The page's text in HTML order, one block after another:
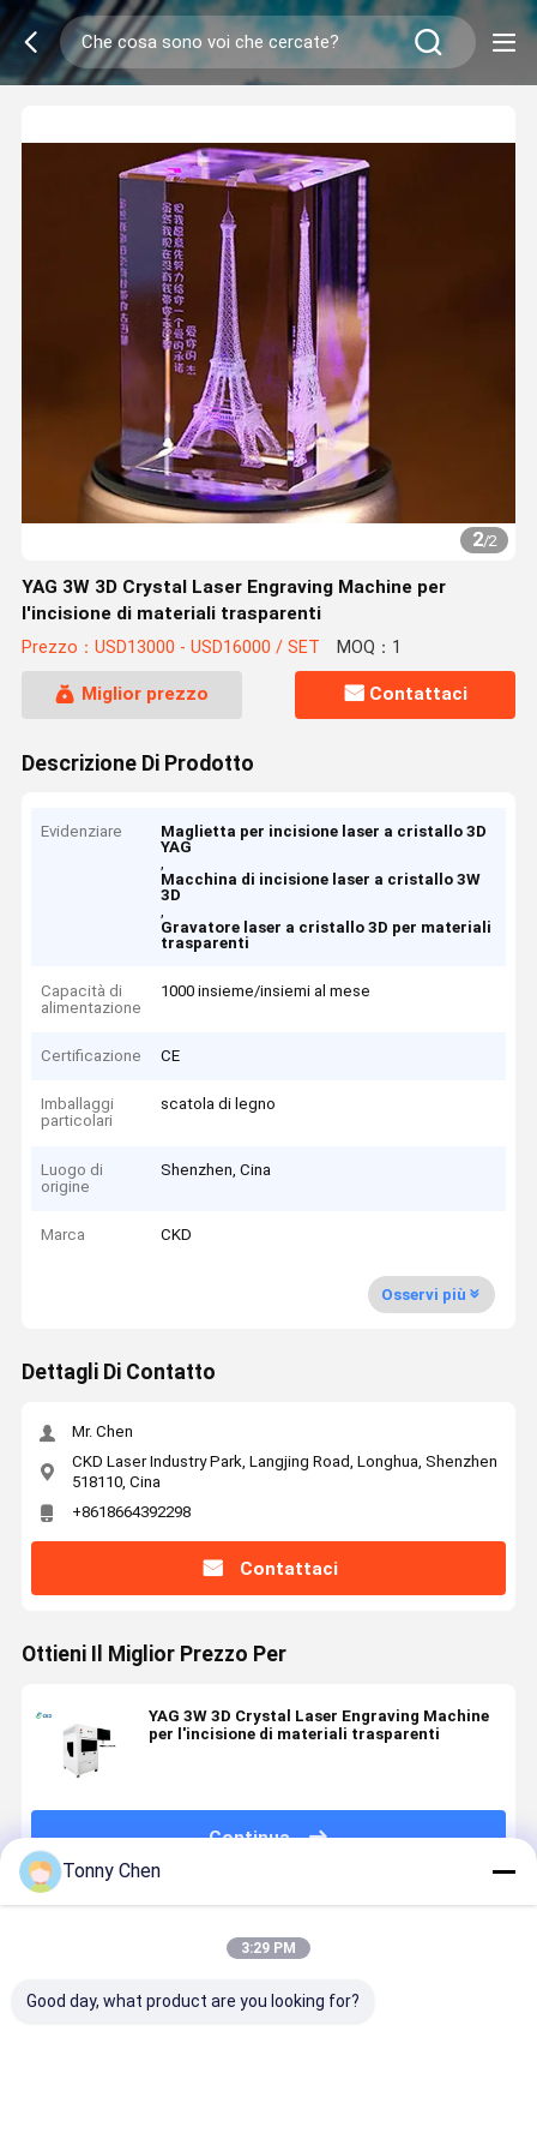
2/2
YAG 3W 3D Crystal Laser Engraving Machine per
l'incisione di materiali trasparenti
Prezzo：USD13000 - USD16000 / SET MOQ：1
Miglior prezzo Contattaci
Descrizione Di Prodotto
Evidenziare
Maglietta per incisione laser a cristallo 3D
YAG
,
Macchina di incisione laser a cristallo 3W
3D
,
Gravatore laser a cristallo 3D per materiali
trasparenti
Capacità di
alimentazione
1000 insieme/insiemi al mese
Certificazione CE
Imballaggi
particolari
scatola di legno
Luogo di
origine
Shenzhen, Cina
Marca CKD
Osservi più
Dettagli Di Contatto
Mr. Chen
CKD Laser Industry Park, Langjing Road, Longhua, Shenzhen
518110, Cina
+8618664392298
Contattaci
Ottieni Il Miglior Prezzo Per
YAG 3W 3D Crystal Laser Engraving Machine
per l'incisione di materiali trasparenti
Continua
Tonny Chen
3:29 PM
Good day, what product are you looking for?